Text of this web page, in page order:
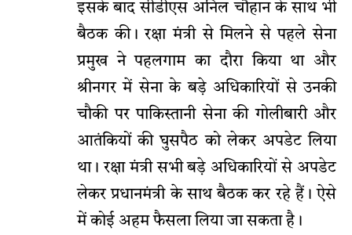
इसके बाद सीडीएस अनिल चौहान के साथ भी
बैठक की। रक्षा मंत्री से मिलने से पहले सेना
प्रमुख ने पहलगाम का दौरा किया था और
श्रीनगर में सेना के बड़े अधिकारियों से उनकी
चौकी पर पाकिस्तानी सेना की गोलीबारी और
आतंकियों की घुसपैठ को लेकर अपडेट लिया
था। रक्षा मंत्री सभी बड़े अधिकारियों से अपडेट
लेकर प्रधानमंत्री के साथ बैठक कर रहे हैं। ऐसे
में कोई अहम फैसला लिया जा सकता है।